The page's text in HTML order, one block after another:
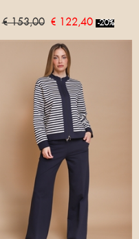
€ 153,00 € 122,40 -20%